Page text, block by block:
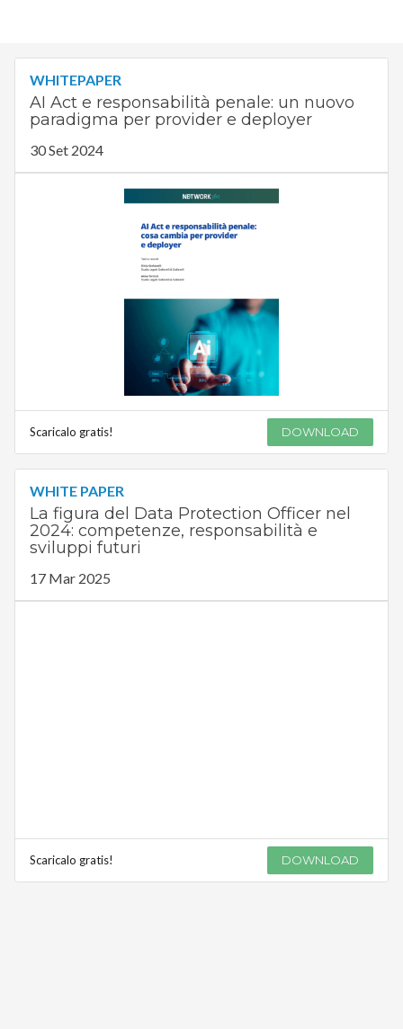
WHITEPAPER
AI Act e responsabilità penale: un nuovo
paradigma per provider e deployer
30 Set 2024
Scaricalo gratis! DOWNLOAD
WHITE PAPER
La figura del Data Protection Officer nel
2024: competenze, responsabilità e
sviluppi futuri
17 Mar 2025
Scaricalo gratis! DOWNLOAD